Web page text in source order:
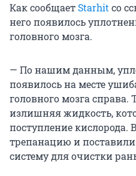
Как сообщает Starhit со
него появилось
головного мозга.
— По нашим данным,
появилось на месте
головного мозга
излишняя жидкость,
поступление кислорода.
трепанацию и
систему для очистки